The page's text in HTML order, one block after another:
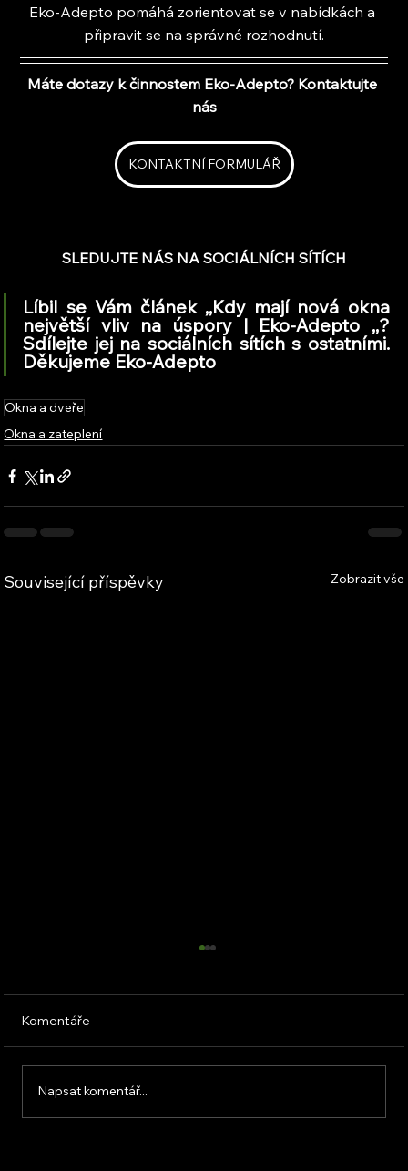
Eko-Adepto pomáhá zorientovat se v nabídkách a
připravit se na správné rozhodnutí.
Máte dotazy k činnostem Eko-Adepto? Kontaktujte
nás
KONTAKTNÍ FORMULÁŘ
SLEDUJTE NÁS NA SOCIÁLNÍCH SÍTÍCH
Líbil se Vám článek ,,Kdy mají nová okna
největší vliv na úspory | Eko-Adepto ,,?
Sdílejte jej na sociálních sítích s ostatními.
Děkujeme Eko-Adepto
Okna a dveře
Okna a zateplení
Související příspěvky Zobrazit vše
Proč nová okna netěsní
Komentáře
Napsat komentář...